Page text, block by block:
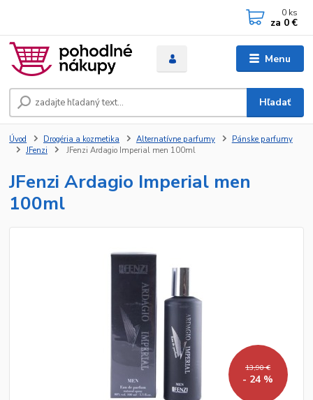
Menu
Hľadať
0 ks
za 0 €
Úvod Drogéria a kozmetika Alternatívne parfumy
Pánske parfumy
JFenzi
JFenzi Ardagio Imperial men 100ml
JFenzi Ardagio Imperial men
100ml
13,90 €
- 24 %